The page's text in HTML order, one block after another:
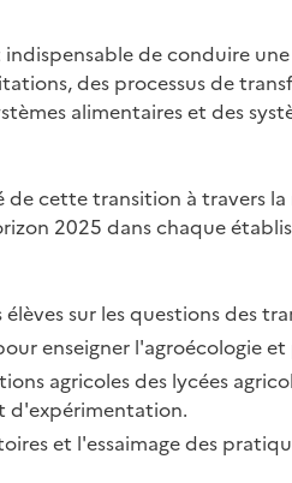
indispensable de conduire
des processus de
alimentaires et des
de cette transition à travers
2025 dans chaque
sur les questions des
enseigner l'agroécologie
agricoles des lycées
d'expérimentation.
et l'essaimage des